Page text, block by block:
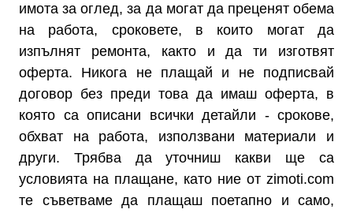
имота за оглед, за да могат да преценят обема
на работа, сроковете, в които могат да
изпълнят ремонта, както и да ти изготвят
оферта. Никога не плащай и не подписвай
договор без преди това да имаш оферта, в
която са описани всички детайли - срокове,
обхват на работа, използвани материали и
други. Трябва да уточниш какви ще са
условията на плащане, като ние от zimoti.com
те съветваме да плащаш поетапно и само,